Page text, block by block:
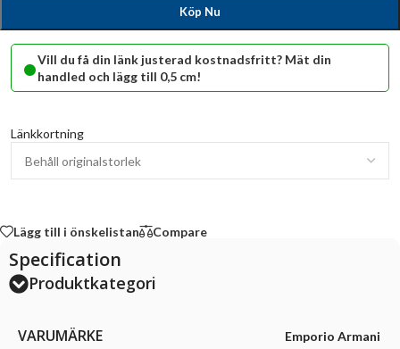
Köp Nu
•Vill du få din länk justerad kostnadsfritt? Mät din
handled och lägg till 0,5 cm!
Länkkortning
Lägg till i önskelistan Compare
Specification
Produktkategori
VARUMÄRKE Emporio Armani